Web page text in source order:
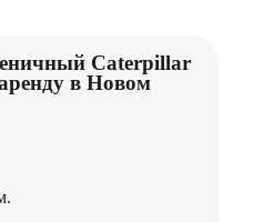
Caterpillar
в Новом